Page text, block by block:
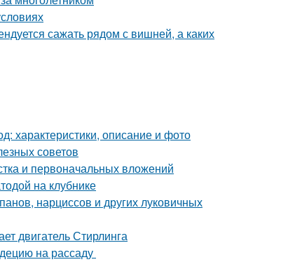
сажать рядом с вишней, а каких
характеристики, описание и фото
советов
и первоначальных вложений
на клубнике
нарциссов и других луковичных
двигатель Стирлинга
на рассаду